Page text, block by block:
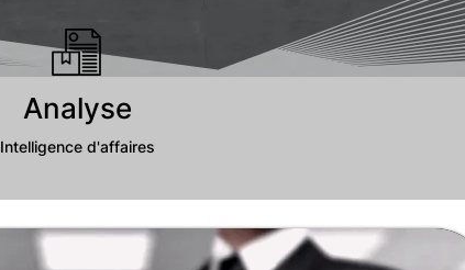
Analyse
Intelligence d'affaires